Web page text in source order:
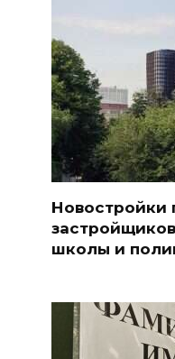
Новостройки
школы и